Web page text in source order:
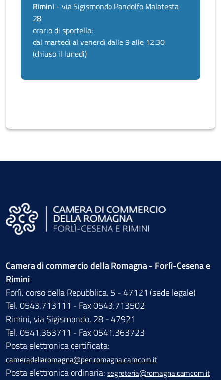
Rimini - via Sigismondo Pandolfo Malatesta
28
orario di sportello:
dal martedì al venerdì dalle 9 alle 12.30
(chiuso il lunedì)
Camera di commercio della Romagna - Forlì-Cesena e
Rimini
Forlì, corso della Repubblica, 5 - 47121 (sede legale)
Tel. 0543.713111 - Fax 0543.713502
Rimini, via Sigismondo, 28 - 47921
Tel. 0541.363711 - Fax 0541.363723
Posta elettronica certificata:
cameradellaromagna@pec.romagna.camcom.it
Posta elettronica ordinaria: segreteria@romagna.camcom.it